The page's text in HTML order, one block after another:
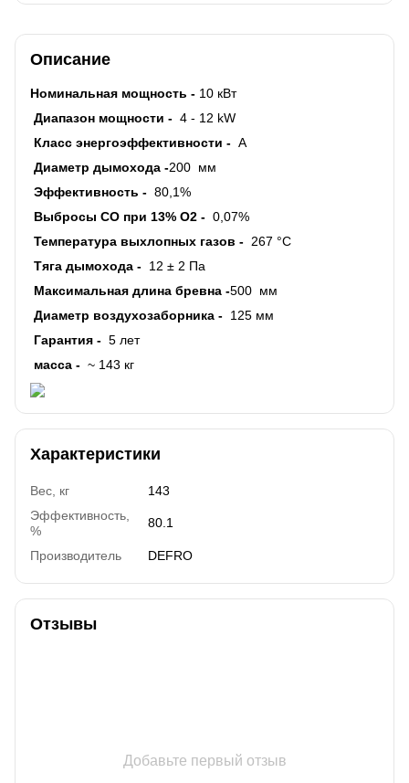
Описание
Номинальная мощность - 10 кВт
Диапазон мощности - 4 - 12 kW
Класс энергоэффективности - A
Диаметр дымохода -200 мм
Эффективность - 80,1%
Выбросы CO при 13% O2 - 0,07%
Температура выхлопных газов - 267 °С
Тяга дымохода - 12 ± 2 Па
Максимальная длина бревна -500 мм
Диаметр воздухозаборника - 125 мм
Гарантия - 5 лет
масса - ~ 143 кг
Характеристики
Вес, кг
143
Эффективность,
%
80.1
Производитель DEFRO
Отзывы
Добавьте первый отзыв